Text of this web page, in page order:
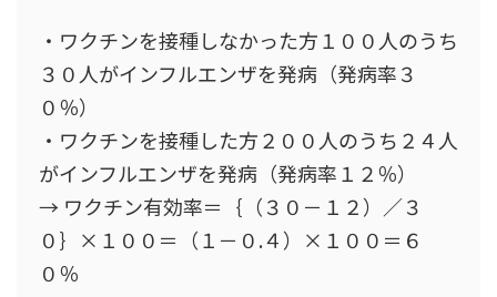
・ワクチンを接種しなかった方１００人のうち
３０人がインフルエンザを発病（発病率３
０％）
・ワクチンを接種した方２００人のうち２４人
がインフルエンザを発病（発病率１２％）
→ ワクチン有効率＝｛（３０－１２）／３
０｝×１００＝（１－０.４）×１００＝６
０％